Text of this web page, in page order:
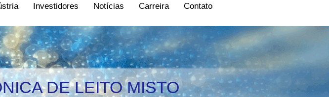
Investidores Notícias Carreira Contato
DE LEITO MISTO